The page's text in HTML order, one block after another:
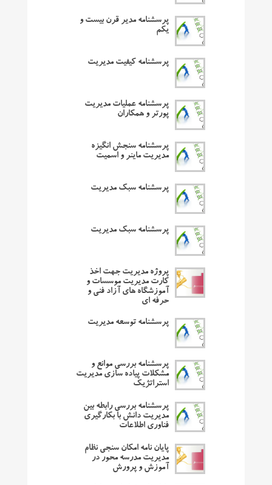
پرسشنامه مدیر قرن بیست و
یکم
پرسشنامه کیفیت مدیریت
پرسشنامه عملیات مدیریت
پورتر و همکاران
پرسشنامه سنجش انگیزه
مدیریت ماینر و اسمیت
پرسشنامه سبک مدیریت
پرسشنامه سبک مدیریت
پروژه مدیریت جهت اخذ
کارت مدیریت موسسات و
آموزشگاه های آزاد فنی و
حرفه ای
پرسشنامه توسعه مدیریت
پرسشنامه بررسی موانع و
مشکلات پیاده سازی مدیریت
استراتژیک
پرسشنامه بررسی رابطه بین
مدیریت دانش با بکارگیری
فناوری اطلاعات
پایان نامه امکان سنجی نظام
مدیریت مدرسه محور در
آموزش و پرورش